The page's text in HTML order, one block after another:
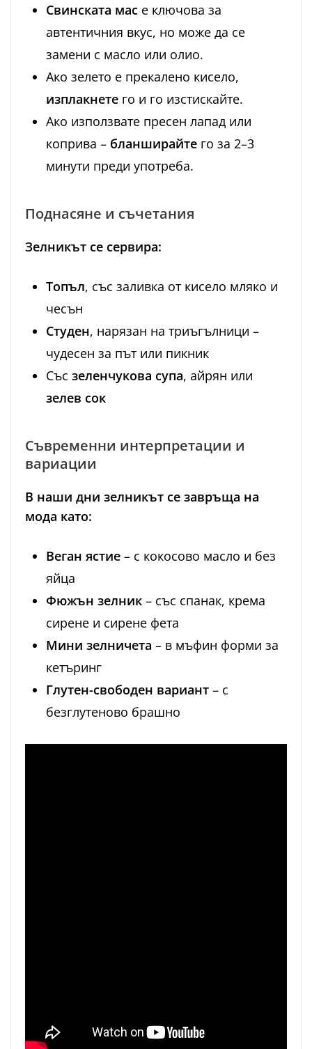
Свинската мас е ключова за
автентичния вкус, но може да се
замени с масло или олио.
Ако зелето е прекалено кисело,
изплакнете го и го изстискайте.
Ако използвате пресен лапад или
коприва – бланширайте го за 2–3
минути преди употреба.
Поднасяне и съчетания
Зелникът се сервира:
Топъл, със заливка от кисело мляко и
чесън
Студен, нарязан на триъгълници –
чудесен за път или пикник
Със зеленчукова супа, айрян или
зелев сок
Съвременни интерпретации и
вариации
В наши дни зелникът се завръща на
мода като:
Веган ястие – с кокосово масло и без
яйца
Фюжън зелник – със спанак, крема
сирене и сирене фета
Мини зелничета – в мъфин форми за
кетъринг
Глутен-свободен вариант – с
безглутеново брашно